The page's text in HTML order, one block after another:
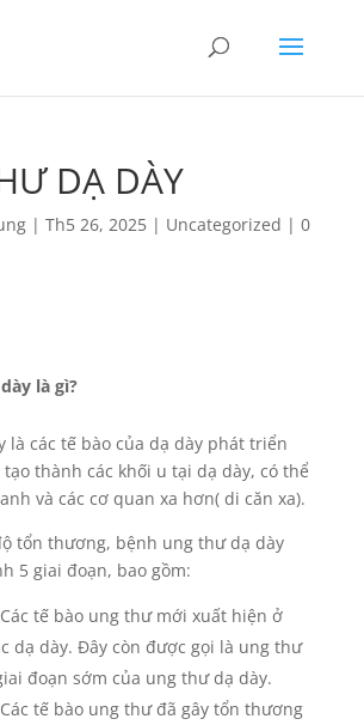
DẠ DÀY
| Th5 26, 2025| Uncategorized | 0
là gì?
là các tế bào của dạ dày phát triển
thành các khối u tại dạ dày, có thể
và các cơ quan xa hơn( di căn xa).
tổn thương, bệnh ung thư dạ dày
5 giai đoạn, bao gồm:
tế bào ung thư mới xuất hiện ở
dạ dày. Đây còn được gọi là ung thư
đoạn sớm của ung thư dạ dày.
tế bào ung thư đã gây tổn thương